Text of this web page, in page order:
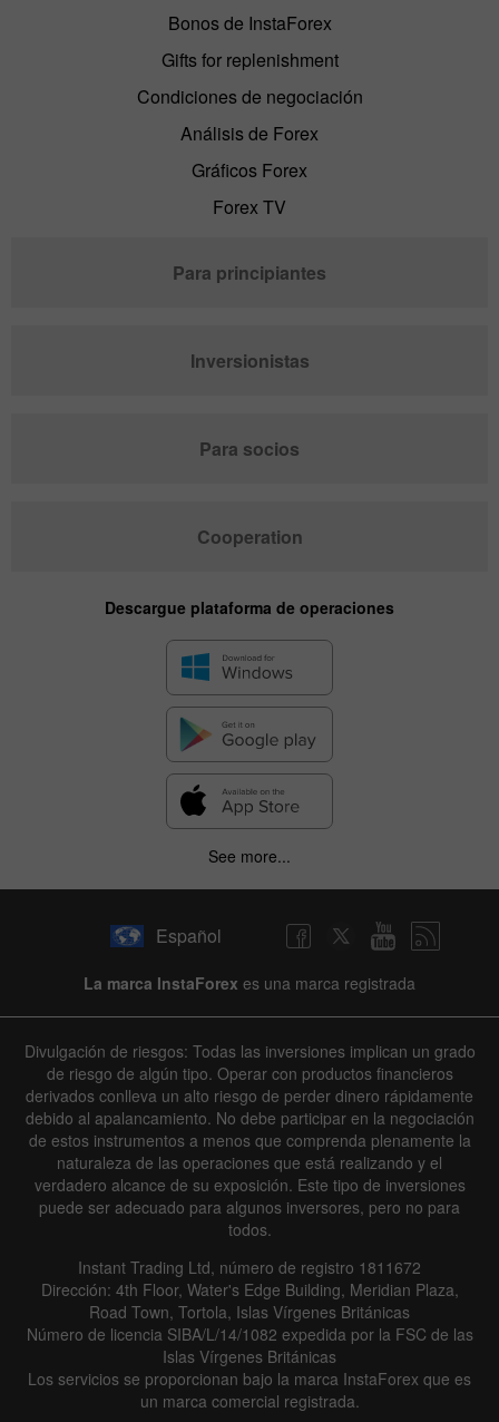
Bonos de InstaForex
Gifts for replenishment
Condiciones de negociación
Análisis de Forex
Gráficos Forex
Forex TV
Para principiantes
Inversionistas
Para socios
Cooperation
Descargue plataforma de operaciones
See more...
Español
La marca InstaForex es una marca registrada
Divulgación de riesgos: Todas las inversiones implican un grado
de riesgo de algún tipo. Operar con productos financieros
derivados conlleva un alto riesgo de perder dinero rápidamente
debido al apalancamiento. No debe participar en la negociación
de estos instrumentos a menos que comprenda plenamente la
naturaleza de las operaciones que está realizando y el
verdadero alcance de su exposición. Este tipo de inversiones
puede ser adecuado para algunos inversores, pero no para
todos.
Instant Trading Ltd, número de registro 1811672
Dirección: 4th Floor, Water's Edge Building, Meridian Plaza,
Road Town, Tortola, Islas Vírgenes Británicas
Número de licencia SIBA/L/14/1082 expedida por la FSC de las
Islas Vírgenes Británicas
Los servicios se proporcionan bajo la marca InstaForex que es
un marca comercial registrada.